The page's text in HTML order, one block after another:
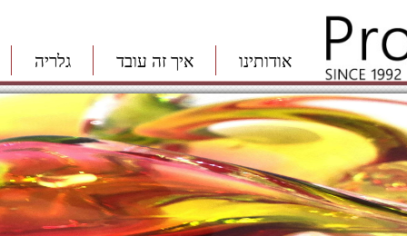
אודותינו איך זה עובד גלריה